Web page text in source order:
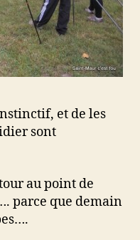
et de les
sont
au point de
parce que demain